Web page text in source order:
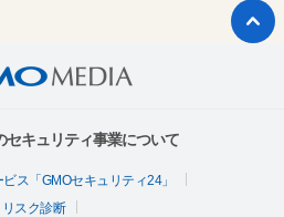
キュリティ事業について
ス「GMOセキュリティ24」
スク診断